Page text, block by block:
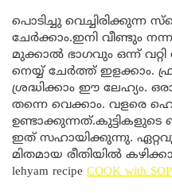
പൊടിച്ചു വെച്ചിരിക്കുന്ന
ചേർക്കാം.ഇനി വീണ്ടും
മുക്കാൽ ഭാഗവും ഒന്ന്
നെയ്യ് ചേർത്ത് ഇളക്കാം.
ശ്രദ്ധിക്കാം ഈ ലേഹ്യം.
തന്നെ വെക്കാം. വളരെ
ഉണ്ടാക്കുന്നത്.കുട്ടികളുടെ
ഇത് സഹായിക്കുന്നു.
മിതമായ രീതിയിൽ
lehyam recipe COOK with